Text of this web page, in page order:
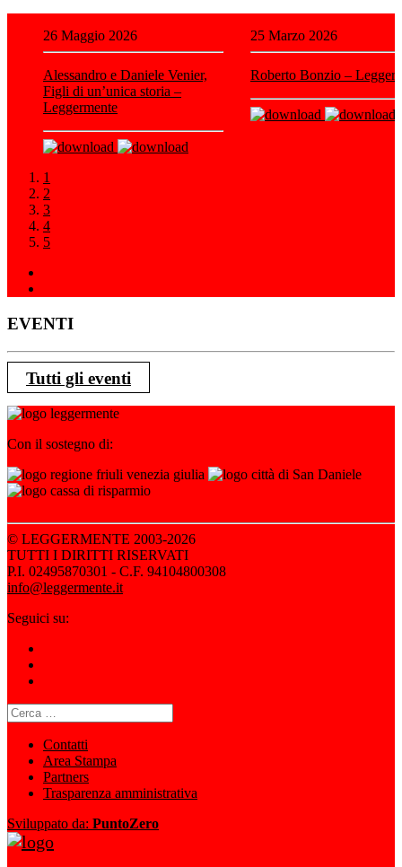
26 Maggio 2026
Alessandro e Daniele Venier,
Figli di un’unica storia –
Leggermente
25 Marzo 2026
Roberto Bonzio –
1
2
3
4
5
EVENTI
Tutti gli eventi
Con il sostegno di:
© LEGGERMENTE 2003-2026
TUTTI I DIRITTI RISERVATI
P.I. 02495870301 - C.F. 94104800308
info@leggermente.it
Seguici su:
Ricerca
per:
Contatti
Area Stampa
Partners
Trasparenza amministrativa
Sviluppato da: PuntoZero